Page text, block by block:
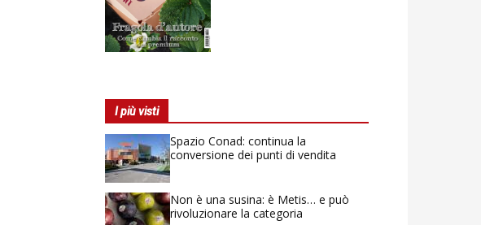
I più visti
Spazio Conad: continua la
conversione dei punti di vendita
Non è una susina: è Metis… e può
rivoluzionare la categoria